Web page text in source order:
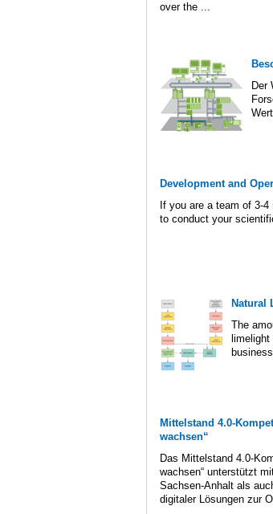
over the ...
Der
Development and
If you are a team of 3-
to conduct your
Natural
The
Mittelstand 4.0-
wachsen“
Das Mittelstand 4.0-
wachsen“ unterstützt
Sachsen-Anhalt als
digitaler Lösungen zur